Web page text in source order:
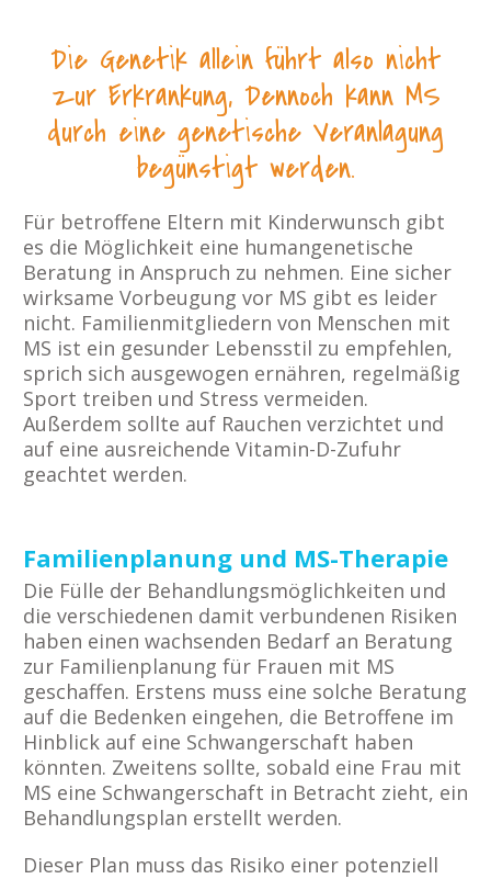
Die Genetik allein führt also nicht
zur Erkrankung, Dennoch kann MS
durch eine genetische Veranlagung
begünstigt werden.
Für betroffene Eltern mit Kinderwunsch gibt
es die Möglichkeit eine humangenetische
Beratung in Anspruch zu nehmen. Eine sicher
wirksame Vorbeugung vor MS gibt es leider
nicht. Familienmitgliedern von Menschen mit
MS ist ein gesunder Lebensstil zu empfehlen,
sprich sich ausgewogen ernähren, regelmäßig
Sport treiben und Stress vermeiden.
Außerdem sollte auf Rauchen verzichtet und
auf eine ausreichende Vitamin-D-Zufuhr
geachtet werden.
Familienplanung und MS-Therapie
Die Fülle der Behandlungsmöglichkeiten und
die verschiedenen damit verbundenen Risiken
haben einen wachsenden Bedarf an Beratung
zur Familienplanung für Frauen mit MS
geschaffen. Erstens muss eine solche Beratung
auf die Bedenken eingehen, die Betroffene im
Hinblick auf eine Schwangerschaft haben
könnten. Zweitens sollte, sobald eine Frau mit
MS eine Schwangerschaft in Betracht zieht, ein
Behandlungsplan erstellt werden.
Dieser Plan muss das Risiko einer potenziell